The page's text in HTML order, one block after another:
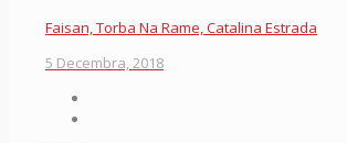
Faisan, Torba Na Rame, Catalina Estrada
5 Decembra, 2018